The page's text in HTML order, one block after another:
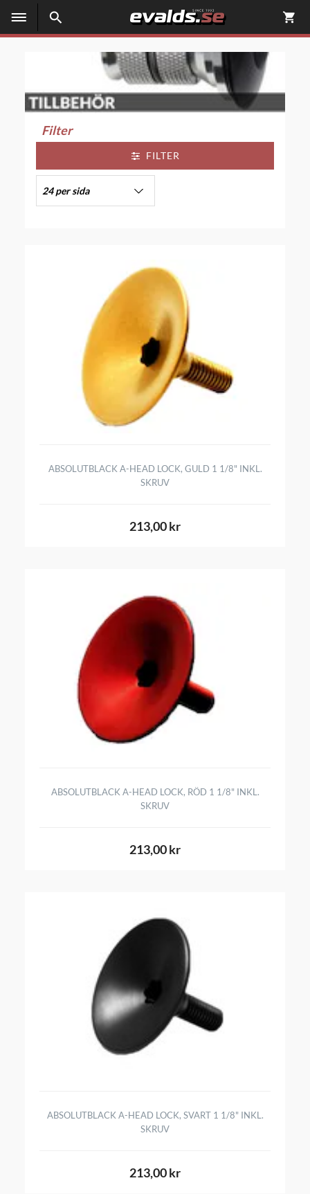
Filter
FILTER
24 per sida
ABSOLUTBLACK A-HEAD LOCK, GULD 1 1/8" INKL.
SKRUV
213,00 kr
ABSOLUTBLACK A-HEAD LOCK, RÖD 1 1/8" INKL.
SKRUV
213,00 kr
ABSOLUTBLACK A-HEAD LOCK, SVART 1 1/8" INKL.
SKRUV
213,00 kr